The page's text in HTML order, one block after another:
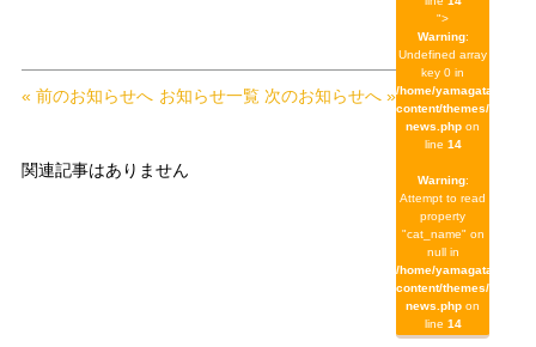
">
Warning:
Undefined array
key 0 in
/home/yamagata/
content/themes/
news.php on
line 14
Warning:
Attempt to read
property
"cat_name" on
null in
/home/yamagata/
content/themes/
news.php on
line 14
« 前のお知らせへ お知らせ一覧 次のお知らせへ »
関連記事はありません